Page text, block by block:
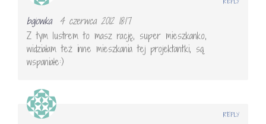
bajowka
4 czerwca 2012 18:17
Z tym lustrem to masz rację, super mieszkanko,
widziałam też inne mieszkania tej projektantki, są
wspaniałe:)
REPLY